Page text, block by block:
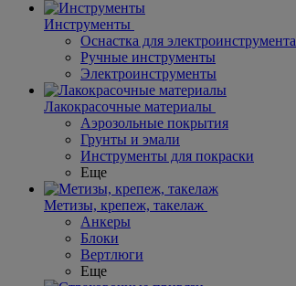
Инструменты
Оснастка для электроинструмента
Ручные инструменты
Электроинструменты
Лакокрасочные материалы
Аэрозольные покрытия
Грунты и эмали
Инструменты для покраски
Еще
Метизы, крепеж, такелаж
Анкеры
Блоки
Вертлюги
Еще